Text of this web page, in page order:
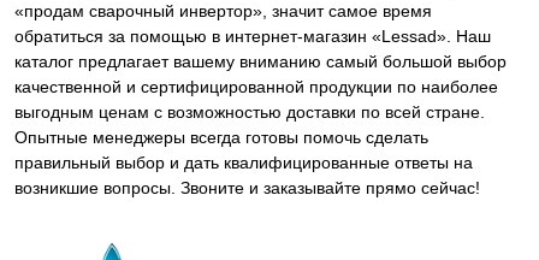
«продам сварочный инвертор», значит самое время
обратиться за помощью в интернет-магазин «Lessad». Наш
каталог предлагает вашему вниманию самый большой выбор
качественной и сертифицированной продукции по наиболее
выгодным ценам с возможностью доставки по всей стране.
Опытные менеджеры всегда готовы помочь сделать
правильный выбор и дать квалифицированные ответы на
возникшие вопросы. Звоните и заказывайте прямо сейчас!